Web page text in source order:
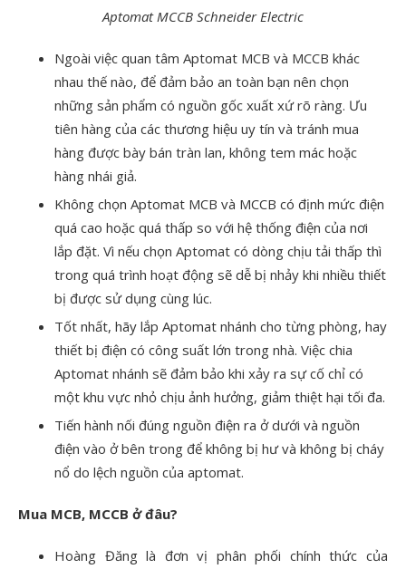
Aptomat MCCB Schneider Electric
Ngoài việc quan tâm Aptomat MCB và MCCB khác
nhau thế nào, để đảm bảo an toàn bạn nên chọn
những sản phẩm có nguồn gốc xuất xứ rõ ràng. Ưu
tiên hàng của các thương hiệu uy tín và tránh mua
hàng được bày bán tràn lan, không tem mác hoặc
hàng nhái giả.
Không chọn Aptomat MCB và MCCB có định mức điện
quá cao hoặc quá thấp so với hệ thống điện của nơi
lắp đặt. Vì nếu chọn Aptomat có dòng chịu tải thấp thì
trong quá trình hoạt động sẽ dễ bị nhảy khi nhiều thiết
bị được sử dụng cùng lúc.
Tốt nhất, hãy lắp Aptomat nhánh cho từng phòng, hay
thiết bị điện có công suất lớn trong nhà. Việc chia
Aptomat nhánh sẽ đảm bảo khi xảy ra sự cố chỉ có
một khu vực nhỏ chịu ảnh hưởng, giảm thiệt hại tối đa.
Tiến hành nối đúng nguồn điện ra ở dưới và nguồn
điện vào ở bên trong để không bị hư và không bị cháy
nổ do lệch nguồn của aptomat.
Mua MCB, MCCB ở đâu?
Hoàng Đăng là đơn vị phân phối chính thức của